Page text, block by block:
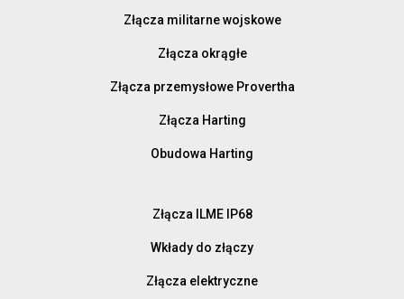
Złącza militarne wojskowe
Złącza okrągłe
Złącza przemysłowe Provertha
Złącza Harting
Obudowa Harting
Złącza ILME IP68
Wkłady do złączy
Złącza elektryczne